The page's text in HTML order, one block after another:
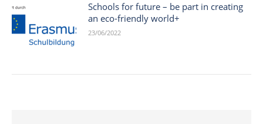
Schools for future – be part in creating
an eco-friendly world+
23/06/2022